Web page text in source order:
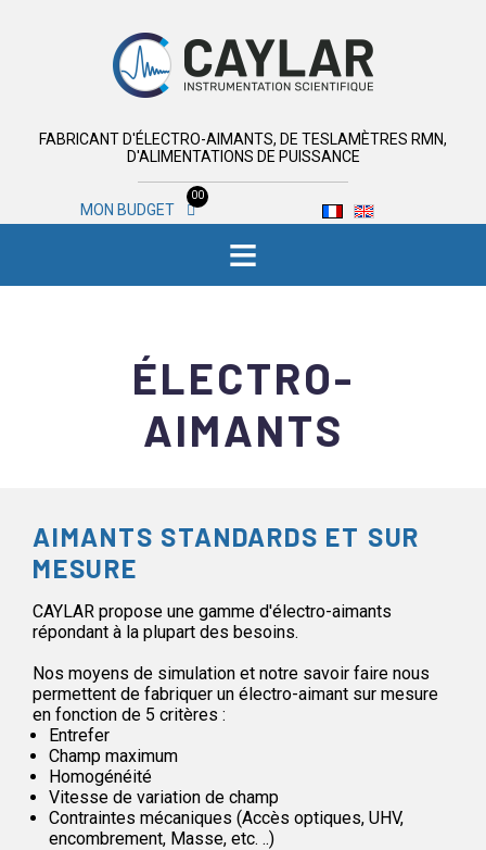
FABRICANT D'ÉLECTRO-AIMANTS, DE TESLAMÈTRES RMN,
D'ALIMENTATIONS DE PUISSANCE
MON BUDGET
00
≡
ÉLECTRO-
AIMANTS
AIMANTS STANDARDS ET SUR
MESURE
CAYLAR propose une gamme d'électro-aimants
répondant à la plupart des besoins.
Nos moyens de simulation et notre savoir faire nous
permettent de fabriquer un électro-aimant sur mesure
en fonction de 5 critères :
Entrefer
Champ maximum
Homogénéité
Vitesse de variation de champ
Contraintes mécaniques (Accès optiques, UHV,
encombrement, Masse, etc. ..)